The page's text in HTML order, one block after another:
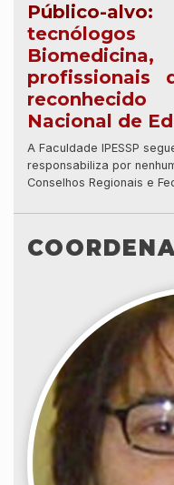
Público-
profissionais
Nacional de
A Faculdade IPESSP
responsabiliza por
Conselhos Regionais e